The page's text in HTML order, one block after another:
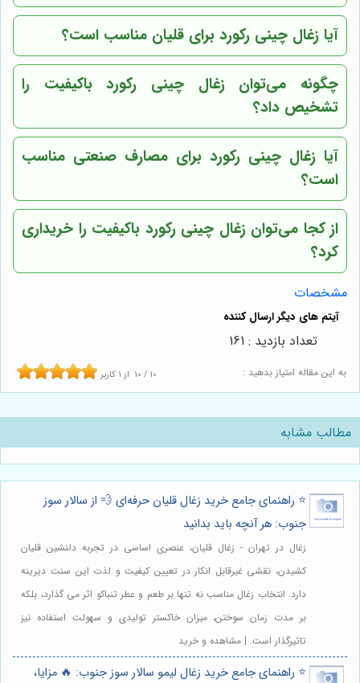
آیا زغال چینی رکورد برای قلیان مناسب است؟
چگونه می‌توان زغال چینی رکورد باکیفیت را
تشخیص داد؟
آیا زغال چینی رکورد برای مصارف صنعتی مناسب
است؟
از کجا می‌توان زغال چینی رکورد باکیفیت را خریداری
کرد؟
مشخصات
به این مقاله امتیاز بدهید : 10 / 10 از 1 کاربر
تعداد بازدید : 161
مطالب مشابه
⭐️ راهنمای جامع خرید زغال قلیان حرفه‌ای 💨 از سالار سوز
جنوب: هر آنچه باید بدانید
زغال در تهران - زغال قلیان، عنصری اساسی در تجربه دلنشین قلیان
کشیدن، نقشی غیرقابل انکار در تعیین کیفیت و لذت این سنت دیرینه
دارد. انتخاب زغال مناسب نه تنها بر طعم و عطر تنباکو اثر می گذارد، بلکه
بر مدت زمان سوختن، میزان خاکستر تولیدی و سهولت استفاده نیز
تاثیرگذار است. | مشاهده و خرید
⭐️ راهنمای جامع خرید زغال لیمو سالار سوز جنوب: 🔥 مزایا،